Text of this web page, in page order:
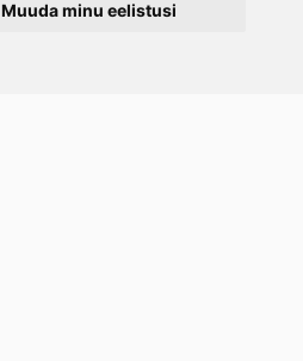
Muuda minu eelistusi